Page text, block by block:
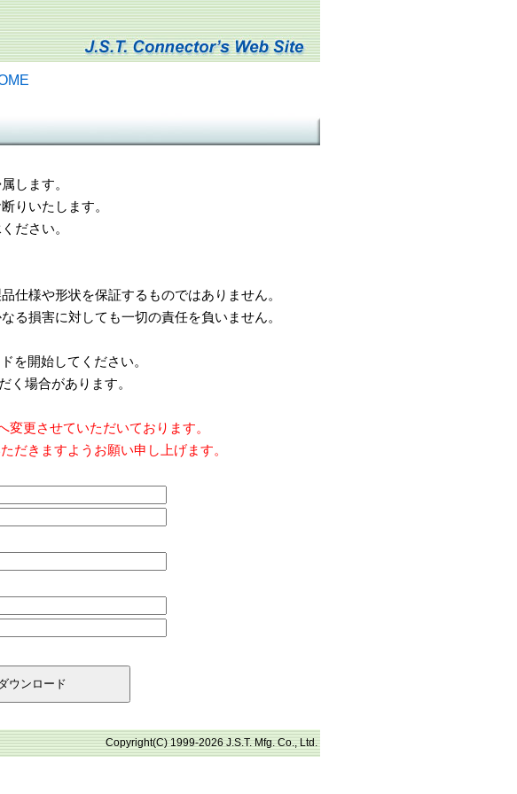
します。
りいたします。
ださい。
様や形状を保証するものではありません。
損害に対しても一切の責任を負いません。
を開始してください。
く場合があります。
更させていただいております。
だきますようお願い申し上げます。
Copyright(C) 1999-2026 J.S.T. Mfg. Co., Ltd.